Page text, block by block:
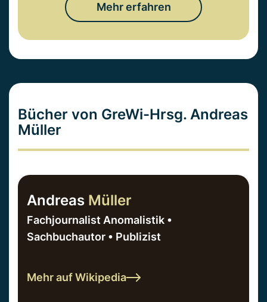
Mehr erfahren
Bücher von GreWi-Hrsg. Andreas
Müller
Andreas Müller
Fachjournalist Anomalistik •
Sachbuchautor • Publizist
Mehr auf Wikipedia